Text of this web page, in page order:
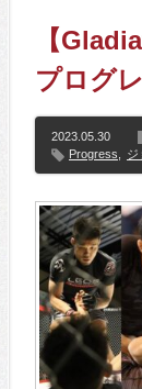
【
プログ
2023.05.30
Progress
ジ